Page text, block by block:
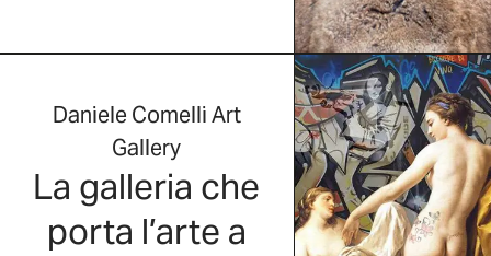
Daniele Comelli Art
Gallery
La galleria che
porta l’arte a